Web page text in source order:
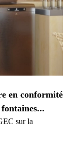
en conformité
sur la